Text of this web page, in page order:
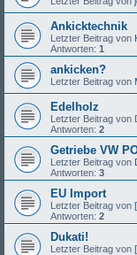
Ankicktechnik
Letzter Beitrag von
Antworten: 1
ankicken?
Letzter Beitrag von
Edelholz
Letzter Beitrag von
Antworten: 2
Getriebe VW
Letzter Beitrag von
Antworten: 3
EU Import
Letzter Beitrag von
Antworten: 2
Dukati!
Letzter Beitrag von